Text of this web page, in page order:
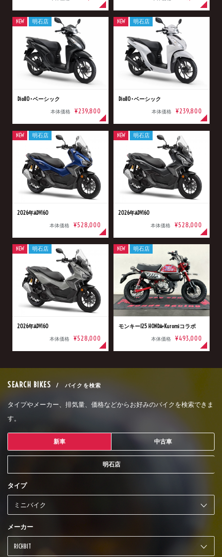
Dio110･ベーシック
本体価格 ¥239,800
NEW 明石店
Dio110･ベーシック
本体価格 ¥239,800
NEW 明石店
2026年ADV160
本体価格 ¥528,000
NEW 明石店
2026年ADV160
本体価格 ¥528,000
NEW 明石店
2026年ADV160
本体価格 ¥528,000
NEW 明石店
モンキー125 HONDA×Kuromiコラボ
本体価格 ¥493,000
NEW 明石店
SEARCH BIKES / バイクを検索
タイプやメーカー、排気量、価格などからお好みのバイクを検索できま
す。
新車 中古車
明石店
タイプ
メーカー